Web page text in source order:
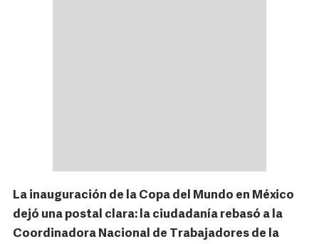
La inauguración de la Copa del Mundo en México
dejó una postal clara: la ciudadanía rebasó a la
Coordinadora Nacional de Trabajadores de la